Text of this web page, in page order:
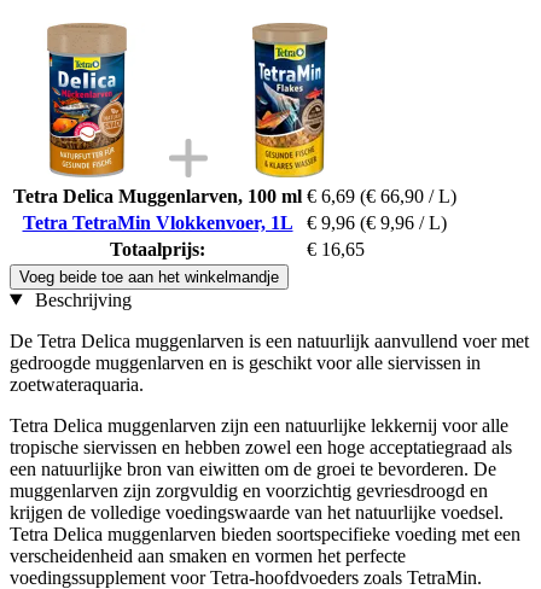
Tetra Delica Muggenlarven, 100 ml € 6,69 (€ 66,90 / L)
Tetra TetraMin Vlokkenvoer, 1L
€ 9,96 (€ 9,96 / L)
Totaalprijs:
€ 16,65
Voeg beide toe aan het winkelmandje
Beschrijving
De Tetra Delica muggenlarven is een natuurlijk aanvullend voer met
gedroogde muggenlarven en is geschikt voor alle siervissen in
zoetwateraquaria.
Tetra Delica muggenlarven zijn een natuurlijke lekkernij voor alle
tropische siervissen en hebben zowel een hoge acceptatiegraad als
een natuurlijke bron van eiwitten om de groei te bevorderen. De
muggenlarven zijn zorgvuldig en voorzichtig gevriesdroogd en
krijgen de volledige voedingswaarde van het natuurlijke voedsel.
Tetra Delica muggenlarven bieden soortspecifieke voeding met een
verscheidenheid aan smaken en vormen het perfecte
voedingssupplement voor Tetra-hoofdvoeders zoals TetraMin.